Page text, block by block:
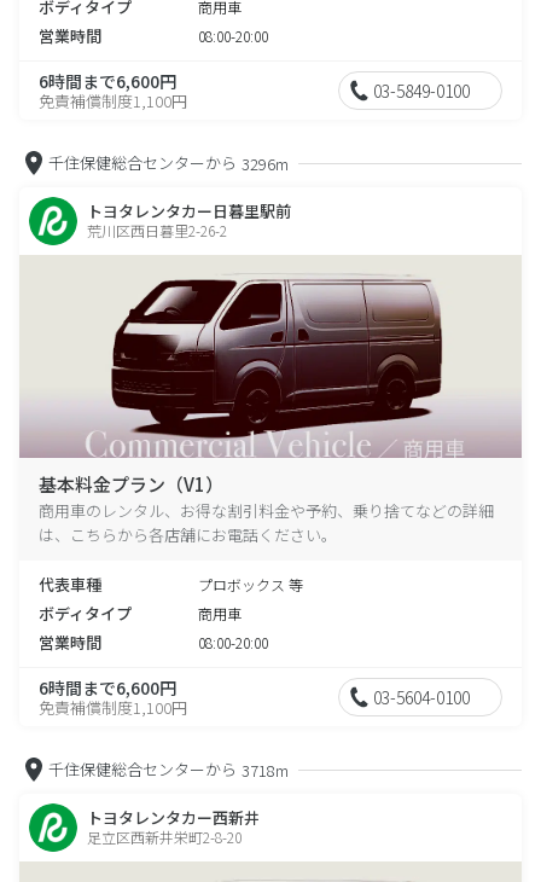
ボディタイプ 商用車
営業時間 08:00-20:00
6時間まで6,600円
免責補償制度1,100円 03-5849-0100
千住保健総合センターから 3296m
トヨタレンタカー日暮里駅前
荒川区西日暮里2-26-2
基本料金プラン（V1）
商用車のレンタル、お得な割引料金や予約、乗り捨てなどの詳細
は、こちらから各店舗にお電話ください。
代表車種 プロボックス 等
ボディタイプ 商用車
営業時間 08:00-20:00
6時間まで6,600円
免責補償制度1,100円 03-5604-0100
千住保健総合センターから 3718m
トヨタレンタカー西新井
足立区西新井栄町2-8-20